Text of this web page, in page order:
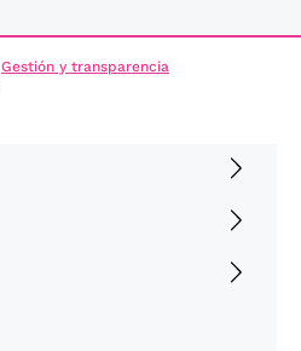
Gestión y transparencia